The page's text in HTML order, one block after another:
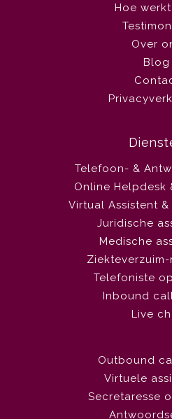
Hoe
Over
Blog
Telefoon- &
Online Helpdesk
Virtual Assistent
Juridische
Medische
Telefoniste
Inbound
Live
Outbound
Virtuele
Secretaresse